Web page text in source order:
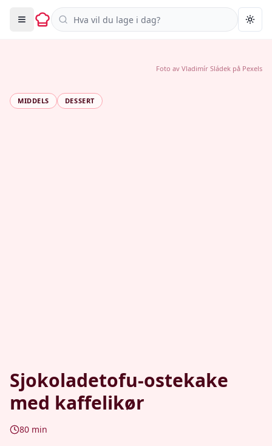
Søk i oppskrifter
MIDDELS DESSERT
Sjokoladetofu-ostekake
med kaffelikør
80 min
Foto av Vladimír Sládek på Pexels